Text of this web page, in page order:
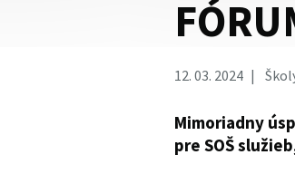
12. 03. 2024
Mimoriadny
pre SOŠ